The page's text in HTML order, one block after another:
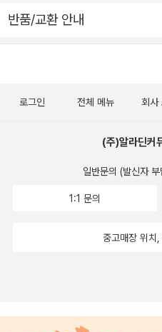
글로벌 기업 에델만의 CEO 리
들은 이미 각자의 방식으로 《
그들의 구체적 사례와 조언들
우리는 극적인 변화를 경험하게 될 것이다. 챗
희뿌연 말들 속에서 무엇이 중
전달하는 비판적 사고와 성찰이
능력이다. 《스마트 브레비티》
적인 도움을 주는 안내서가 될
고, 모두 다 읽을 시간과 마음의
고 좋은 뉴스레터이고 잘 발췌
정보의 산더미에 짓눌린다. 그
머물지 않는다. 매우 찰나의 순
을 반복하지 마라 기타 등등 스
법칙을 제시하고 있다. 어떻게
이, 디지털 시대의 글쓰기에도
이 스마트 브레비티의 가장 큰
반품/교환 안내
로그인 전체 메뉴 회사
(주)알라딘커
일반문의 (발신자 부
1:1 문의
중고매장 위치